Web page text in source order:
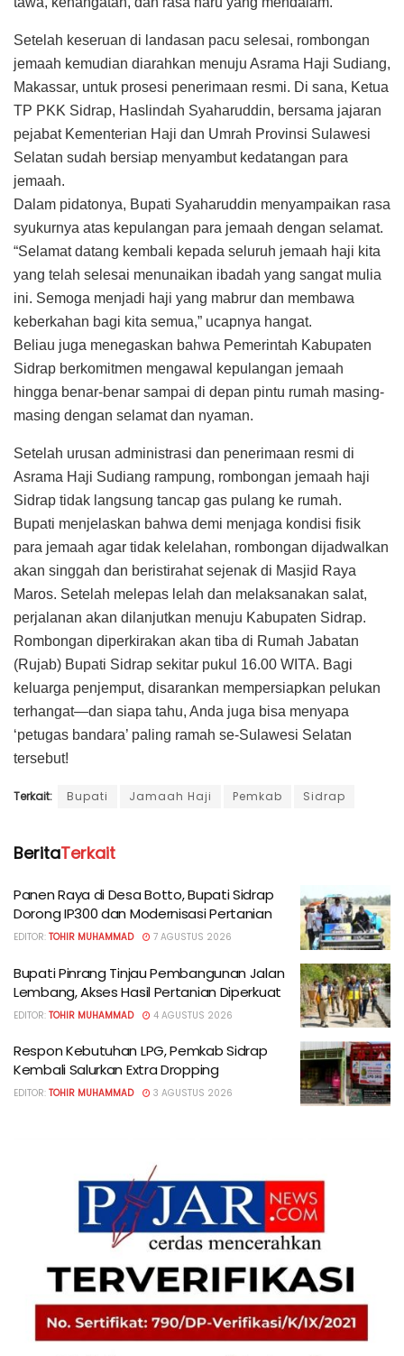
Setelah keseruan di landasan pacu selesai, rombongan
jemaah kemudian diarahkan menuju Asrama Haji Sudiang,
Makassar, untuk prosesi penerimaan resmi. Di sana, Ketua
TP PKK Sidrap, Haslindah Syaharuddin, bersama jajaran
pejabat Kementerian Haji dan Umrah Provinsi Sulawesi
Selatan sudah bersiap menyambut kedatangan para
jemaah.
Dalam pidatonya, Bupati Syaharuddin menyampaikan rasa
syukurnya atas kepulangan para jemaah dengan selamat.
“Selamat datang kembali kepada seluruh jemaah haji kita
yang telah selesai menunaikan ibadah yang sangat mulia
ini. Semoga menjadi haji yang mabrur dan membawa
keberkahan bagi kita semua,” ucapnya hangat.
Beliau juga menegaskan bahwa Pemerintah Kabupaten
Sidrap berkomitmen mengawal kepulangan jemaah
hingga benar-benar sampai di depan pintu rumah masing-
masing dengan selamat dan nyaman.
Setelah urusan administrasi dan penerimaan resmi di
Asrama Haji Sudiang rampung, rombongan jemaah haji
Sidrap tidak langsung tancap gas pulang ke rumah.
Bupati menjelaskan bahwa demi menjaga kondisi fisik
para jemaah agar tidak kelelahan, rombongan dijadwalkan
akan singgah dan beristirahat sejenak di Masjid Raya
Maros. Setelah melepas lelah dan melaksanakan salat,
perjalanan akan dilanjutkan menuju Kabupaten Sidrap.
Rombongan diperkirakan akan tiba di Rumah Jabatan
(Rujab) Bupati Sidrap sekitar pukul 16.00 WITA. Bagi
keluarga penjemput, disarankan mempersiapkan pelukan
terhangat—dan siapa tahu, Anda juga bisa menyapa
‘petugas bandara’ paling ramah se-Sulawesi Selatan
tersebut!
Terkait: Bupati Jamaah Haji Pemkab Sidrap
BeritaTerkait
Panen Raya di Desa Botto, Bupati Sidrap
Dorong IP300 dan Modernisasi Pertanian
EDITOR: TOHIR MUHAMMAD 7 AGUSTUS 2026
Bupati Pinrang Tinjau Pembangunan Jalan
Lembang, Akses Hasil Pertanian Diperkuat
EDITOR: TOHIR MUHAMMAD 4 AGUSTUS 2026
Respon Kebutuhan LPG, Pemkab Sidrap
Kembali Salurkan Extra Dropping
EDITOR: TOHIR MUHAMMAD 3 AGUSTUS 2026